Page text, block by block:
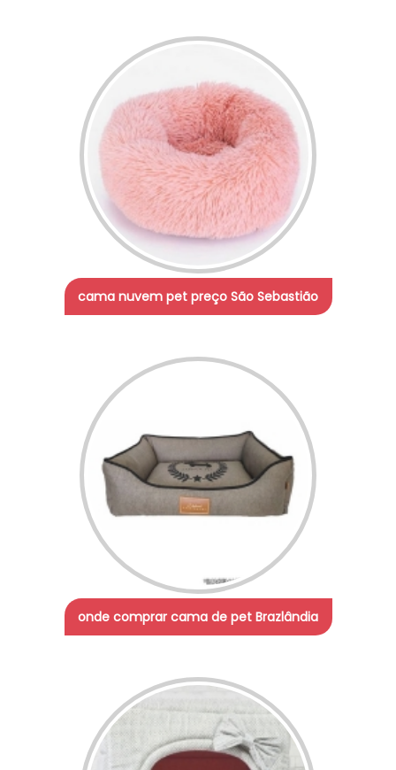
cama nuvem pet preço São Sebastião
onde comprar cama de pet Brazlândia